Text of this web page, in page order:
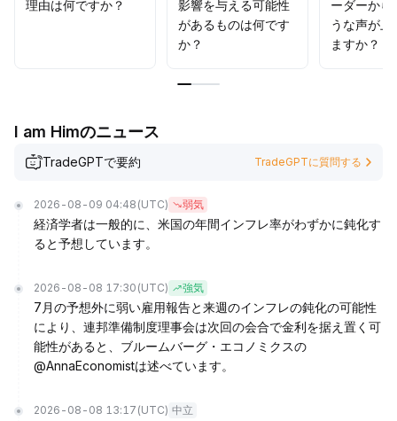
理由は何ですか？
影響を与える可能性
があるものは何です
か？
ーダーから
うな声が上
ますか？
I am Himのニュース
TradeGPTで要約 TradeGPTに質問する
2026-08-09 04:48 (UTC) 弱気
経済学者は一般的に、米国の年間インフレ率がわずかに鈍化す
ると予想しています。
2026-08-08 17:30 (UTC) 強気
7月の予想外に弱い雇用報告と来週のインフレの鈍化の可能性
により、連邦準備制度理事会は次回の会合で金利を据え置く可
能性があると、ブルームバーグ・エコノミクスの
@AnnaEconomistは述べています。
2026-08-08 13:17 (UTC) 中立